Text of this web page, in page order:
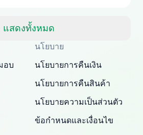
แสดงทั้งหมด
Very professional company as
my apartment number in
them with the
They updated my address
be returning to order parts
for the responsive
and for being a reliable
yoshi three times within
orders were received timely
The third order was not
to yoshi's shipper, the
that nobody else can beat.
I’m happy!
6th time ordering parts for
to find these days). Item
understandable, the package
so, I am genuinely happy
whether the item I added to
or not. It's hassle free, I've
all in perfect condition I
about this site very reliable
good time, all just because
my cars more
) area insane good shape for
you yoshi, for caring
because i can look for all
upgrading from LX to VX
อบ
นโยบาย
นโยบายการคืนเงิน
นโยบายการคืนสินค้า
นโยบายความเป็นส่วนตัว
ข้อกำหนดและเงื่อนไข